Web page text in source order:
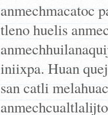
anmechmacatoc
tleno huelis
iniixpa. Huan
san catli